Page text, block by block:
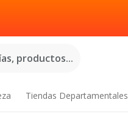
productos...
Tiendas Departamentales